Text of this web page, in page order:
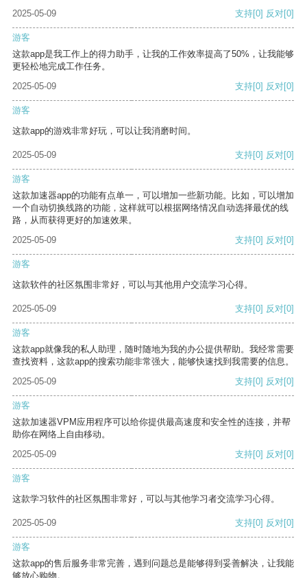
2025-05-09
支持[0] 反对[0]
游客
这款app是我工作上的得力助手，让我的工作效率提高了50%，让我能够
更轻松地完成工作任务。
2025-05-09
支持[0] 反对[0]
游客
这款app的游戏非常好玩，可以让我消磨时间。
2025-05-09 支持[0] 反对[0]
游客
这款加速器app的功能有点单一，可以增加一些新功能。比如，可以增加
一个自动切换线路的功能，这样就可以根据网络情况自动选择最优的线
路，从而获得更好的加速效果。
2025-05-09
支持[0] 反对[0]
游客
这款软件的社区氛围非常好，可以与其他用户交流学习心得。
2025-05-09 支持[0] 反对[0]
游客
这款app就像我的私人助理，随时随地为我的办公提供帮助。我经常需要
查找资料，这款app的搜索功能非常强大，能够快速找到我需要的信息。
2025-05-09
支持[0] 反对[0]
游客
这款加速器VPM应用程序可以给你提供最高速度和安全性的连接，并帮
助你在网络上自由移动。
2025-05-09
支持[0] 反对[0]
游客
这款学习软件的社区氛围非常好，可以与其他学习者交流学习心得。
2025-05-09 支持[0] 反对[0]
游客
这款app的售后服务非常完善，遇到问题总是能够得到妥善解决，让我能
够放心购物。